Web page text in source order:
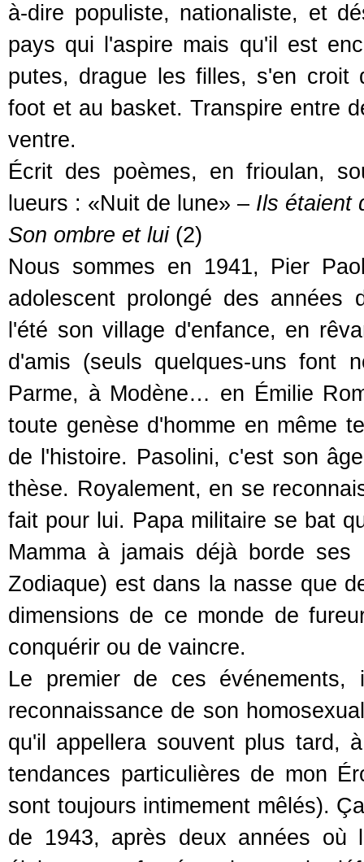
à-dire populiste, nationaliste, et
pays qui l'aspire mais qu'il est
putes, drague les filles, s'en croit
foot et au basket. Transpire entre
ventre.
Écrit des poèmes, en frioulan,
lueurs : «Nuit de lune» – Ils étaient
Son ombre et lui(2)
Nous sommes en 1941, Pier
adolescent prolongé des années
l'été son village d'enfance, en
d'amis (seuls quelques-uns
Parme, à Modène… en Émilie
toute genèse d'homme en même
de l'histoire. Pasolini, c'est son
thèse. Royalement, en se
fait pour lui. Papa militaire se bat
Mamma à jamais déjà borde
Zodiaque) est dans la nasse que
dimensions de ce monde de
conquérir ou de vaincre.
Le premier de ces
reconnaissance de son
qu'il appellera souvent plus tard,
tendances particulières de mon
sont toujours intimement mêlés).
de 1943, après deux années